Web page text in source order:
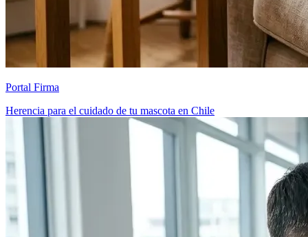
Portal Firma
Herencia para el cuidado de tu mascota en Chile